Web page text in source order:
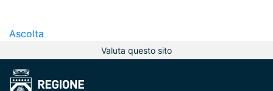
Ascolta
Valuta questo sito